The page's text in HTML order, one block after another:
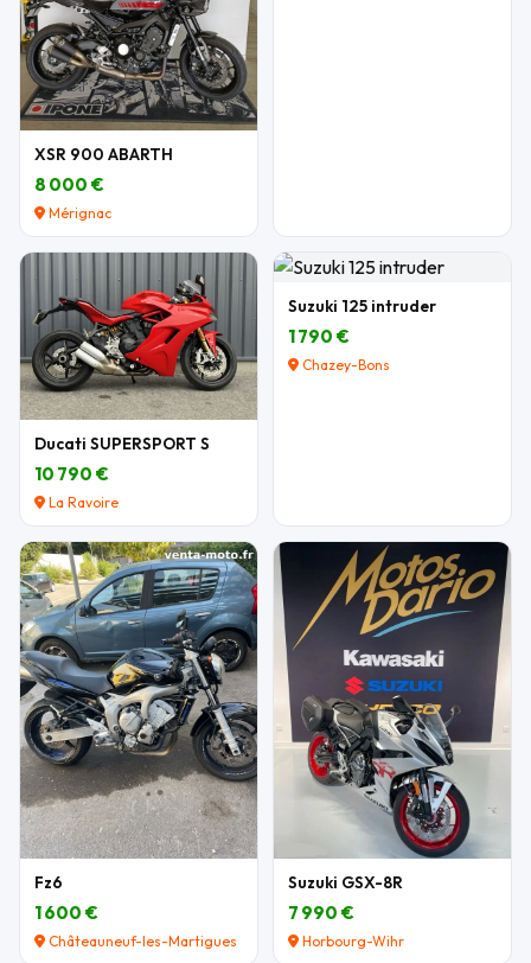
XSR 900 ABARTH
8 000 €
Mérignac
Ducati SUPERSPORT S
10 790 €
La Ravoire
Suzuki 125 intruder
1 790 €
Chazey-Bons
Fz6
1 600 €
Châteauneuf-les-Martigues
Suzuki GSX-8R
7 990 €
Horbourg-Wihr